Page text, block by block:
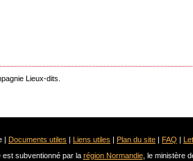
Lieux-dits.
| Documents utiles | Liens utiles | Plan du site | FAQ |
est subventionné par la région Normandie, le ministère